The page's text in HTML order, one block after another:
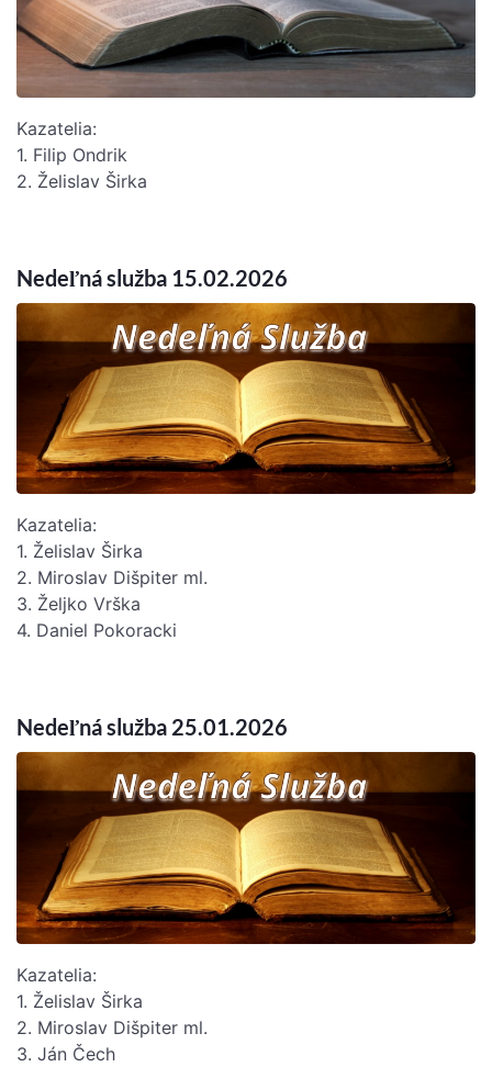
Kazatelia:
1. Filip Ondrik
2. Želislav Širka
Nedeľná služba 15.02.2026
Kazatelia:
1. Želislav Širka
2. Miroslav Dišpiter ml.
3. Željko Vrška
4. Daniel Pokoracki
Nedeľná služba 25.01.2026
Kazatelia:
1. Želislav Širka
2. Miroslav Dišpiter ml.
3. Ján Čech